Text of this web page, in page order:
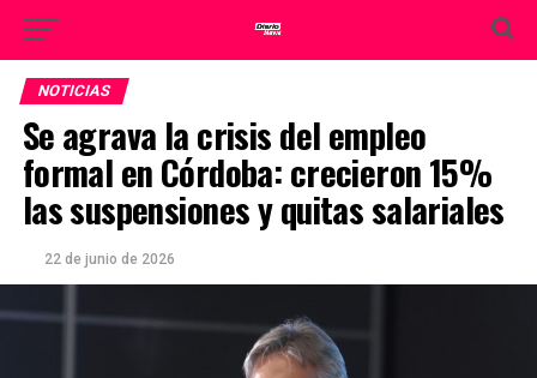
NOTICIAS
Se agrava la crisis del empleo
formal en Córdoba: crecieron 15%
las suspensiones y quitas salariales
22 de junio de 2026